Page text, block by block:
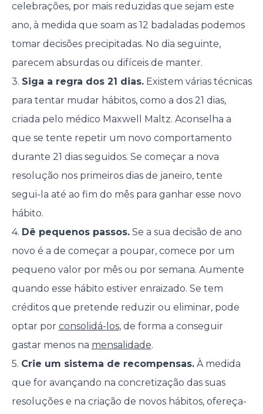
celebrações, por mais reduzidas que sejam este
ano, à medida que soam as 12 badaladas podemos
tomar decisões precipitadas. No dia seguinte,
parecem absurdas ou difíceis de manter.
3. Siga a regra dos 21 dias.Existem várias técnicas
para tentar mudar hábitos, como a dos 21 dias,
criada pelo médico Maxwell Maltz. Aconselha a
que se tente repetir um novo comportamento
durante 21 dias seguidos. Se começar a nova
resolução nos primeiros dias de janeiro, tente
segui-la até ao fim do mês para ganhar esse novo
hábito.
4. Dê pequenos passos.Se a sua decisão de ano
novo é a de começar a poupar, comece por um
pequeno valor por mês ou por semana. Aumente
quando esse hábito estiver enraizado. Se tem
créditos que pretende reduzir ou eliminar, pode
optar por consolidá-los, de forma a conseguir
gastar menos na mensalidade.
5. Crie um sistema de recompensas.À medida
que for avançando na concretização das suas
resoluções e na criação de novos hábitos, ofereça-